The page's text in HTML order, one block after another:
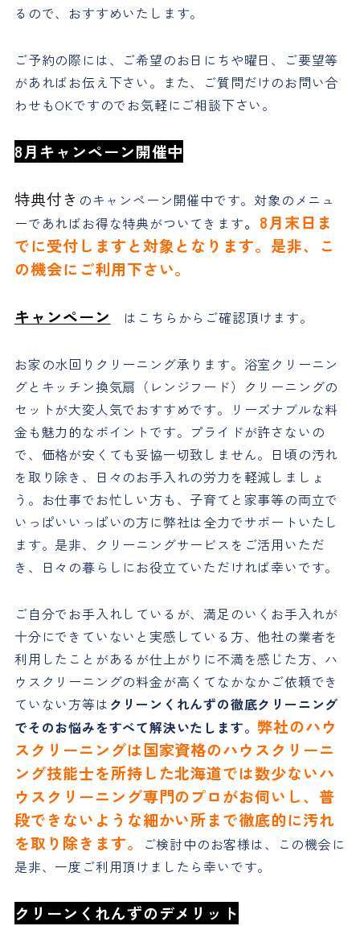
るので、おすすめいたします。
ご予約の際には、ご希望のお日にちや曜日、ご要望等
があればお伝え下さい。また、ご質問だけのお問い合
わせもOKですのでお気軽にご相談下さい。
8月キャンペーン開催中
特典付き のキャンペーン開催中です。対象のメニュ
ーであればお得な特典がついてきます。 8月末日ま
でに受付しますと対象となります。是非、こ
の機会にご利用下さい。
キャンペーン はこちらからご確認頂けます。
お家の水回りクリーニング承ります。浴室クリーニン
グとキッチン換気扇（レンジフード）クリーニングの
セットが大変人気でおすすめです。リーズナブルな料
金も魅力的なポイントです。プライドが許さないの
で、価格が安くても妥協一切致しません。日頃の汚れ
を取り除き、日々のお手入れの労力を軽減しましょ
う。お仕事でお忙しい方も、子育てと家事等の両立で
いっぱいいっぱいの方に弊社は全力でサポートいたし
ます。是非、クリーニングサービスをご活用いただ
き、日々の暮らしにお役立ていただければ幸いです。
ご自分でお手入れしているが、満足のいくお手入れが
十分にできていないと実感している方、他社の業者を
利用したことがあるが仕上がりに不満を感じた方、ハ
ウスクリーニングの料金が高くてなかなかご依頼でき
ていない方等は クリーンくれんずの徹底クリーニング
でそのお悩みをすべて解決いたします。 弊社のハウ
スクリーニングは国家資格のハウスクリーニ
ング技能士を所持した北海道では数少ないハ
ウスクリーニング専門のプロがお伺いし、普
段できないような細かい所まで徹底的に汚れ
を取り除きます。
ご検討中のお客様は、この機会に
是非、一度ご利用頂けましたら幸いです。
クリーンくれんずのデメリット